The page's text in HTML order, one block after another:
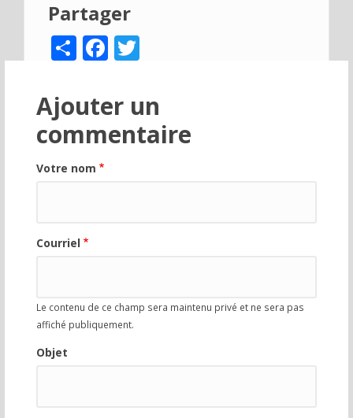
Partager
ShareFacebook
Ajouter un
commentaire
Votre nom
Courriel
Le contenu de ce champ sera maintenu privé et ne sera pas
affiché publiquement.
Objet